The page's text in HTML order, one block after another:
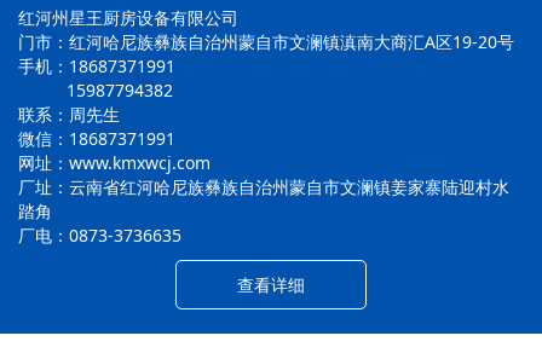
红河州星王厨房设备有限公司
门市：红河哈尼族彝族自治州蒙自市文澜镇滇南大商汇A区19-20号
手机：18687371991
15987794382
联系：周先生
微信：18687371991
网址：www.kmxwcj.com
厂址：云南省红河哈尼族彝族自治州蒙自市文澜镇姜家寨陆迎村水
踏角
厂电：0873-3736635
查看详细